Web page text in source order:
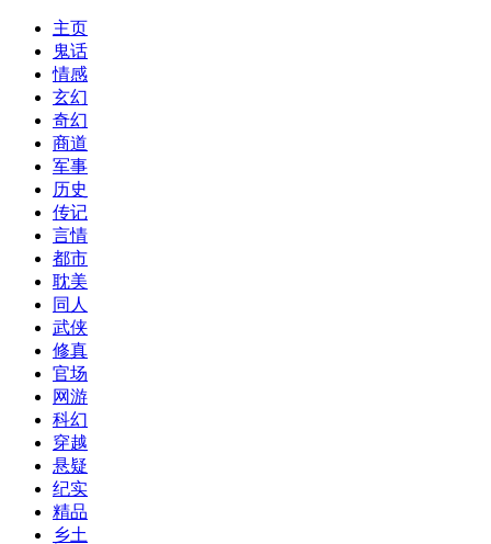
主页
鬼话
情感
玄幻
奇幻
商道
军事
历史
传记
言情
都市
耽美
同人
武侠
修真
官场
网游
科幻
穿越
悬疑
纪实
精品
乡土